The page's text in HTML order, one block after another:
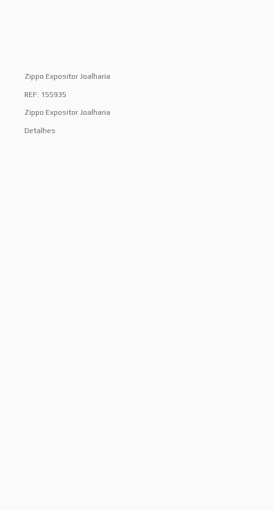
Zippo Expositor Joalharia
REF: 155935
Zippo Expositor Joalharia
Detalhes